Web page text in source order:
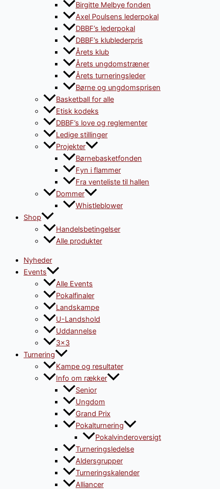
Birgitte Melbye fonden
Axel Poulsens lederpokal
DBBF’s lederpokal
DBBF’s klublederpris
Årets klub
Årets ungdomstræner
Årets turneringsleder
Børne og ungdomsprisen
Basketball for alle
Etisk kodeks
DBBF’s love og reglementer
Ledige stillinger
Projekter
Børnebasketfonden
Fyn i flammer
Fra venteliste til hallen
Dommer
Whistleblower
Shop
Handelsbetingelser
Alle produkter
Nyheder
Events
Alle Events
Pokalfinaler
Landskampe
U-Landshold
Uddannelse
3×3
Turnering
Kampe og resultater
Info om rækker
Senior
Ungdom
Grand Prix
Pokalturnering
Pokalvinderoversigt
Turneringsledelse
Aldersgrupper
Turneringskalender
Alliancer